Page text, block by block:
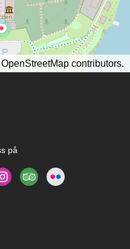
på
OpenStreetMap contributors.